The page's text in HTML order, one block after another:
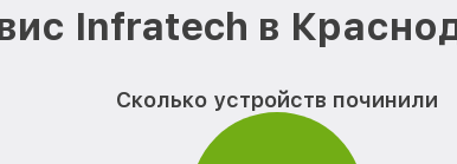
Infratech в
Сколько устройств починили